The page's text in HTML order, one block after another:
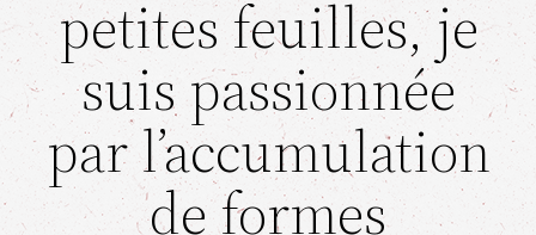
petites feuilles, je
suis passionnée
par l’accumulation
de formes